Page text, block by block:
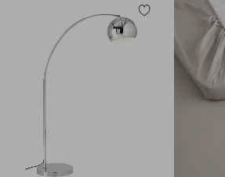
Tilføj
til